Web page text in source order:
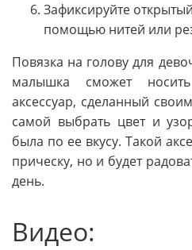
Зафиксируйте
помощью нитей или
Повязка на голову для
малышка сможет
аксессуар, сделанный
самой выбрать цвет и
была по ее вкусу. Такой
прическу, но и будет
день.
Видео: